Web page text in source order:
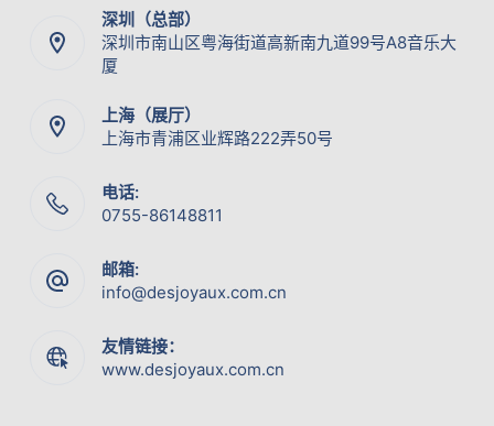
深圳（总部）
深圳市南山区粤海街道高新南九道99号A8音乐大
厦
上海（展厅）
上海市青浦区业辉路222弄50号
电话:
0755-86148811
邮箱:
info@desjoyaux.com.cn
友情链接：
www.desjoyaux.com.cn